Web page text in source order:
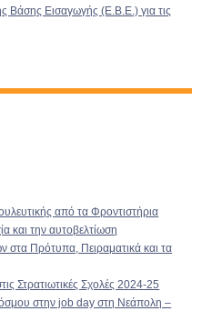
Βάσης Εισαγωγής (Ε.Β.Ε.) για τις
από τα Φροντιστήρια
και την αυτοβελτίωση
στα Πρότυπα, Πειραματικά και τα
Στρατιωτικές Σχολές 2024-25
στην job day στη Νεάπολη –